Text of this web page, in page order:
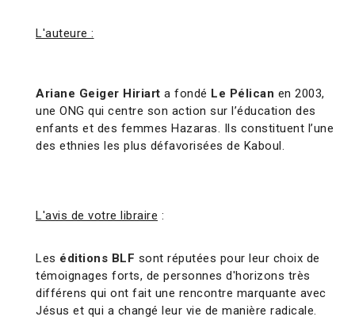
L'auteure :
Ariane Geiger Hiriart a fondé Le Pélican en 2003,
une ONG qui centre son action sur l’éducation des
enfants et des femmes Hazaras. Ils constituent l’une
des ethnies les plus défavorisées de Kaboul.
L'avis de votre libraire :
Les éditions BLF sont réputées pour leur choix de
témoignages forts, de personnes d'horizons très
différens qui ont fait une rencontre marquante avec
Jésus et qui a changé leur vie de manière radicale.